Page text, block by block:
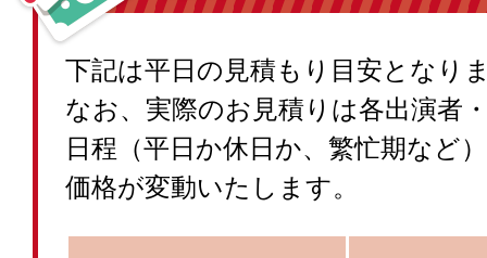
下記は平日の見積もり目安となり
なお、実際のお見積りは各出演者
日程（平日か休日か、繁忙期など
価格が変動いたします。